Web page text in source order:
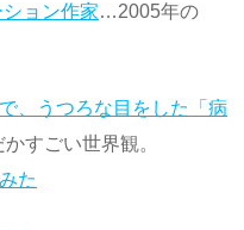
ョン作家…2005年の
、うつろな目をした「病
すごい世界観。
た